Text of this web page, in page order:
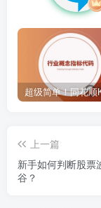
上一篇
新手如何判断股票
谷？